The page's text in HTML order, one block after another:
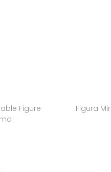
Figure
Figura